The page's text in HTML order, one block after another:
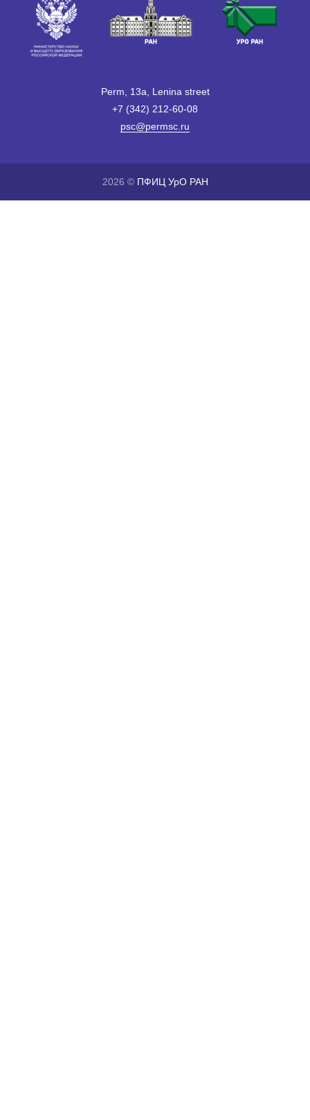
Perm, 13a, Lenina street
+7 (342) 212-60-08
psc@permsc.ru
2026 © ПФИЦ УрО РАН